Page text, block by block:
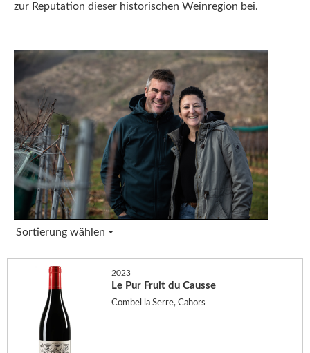
zur Reputation dieser historischen Weinregion bei.
Sortierung wählen
2023
Le Pur Fruit du Causse
Combel la Serre, Cahors